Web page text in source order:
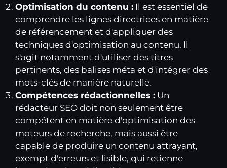
Optimisation du contenu : Il est essentiel de
comprendre les lignes directrices en matière
de référencement et d'appliquer des
techniques d'optimisation au contenu. Il
s'agit notamment d'utiliser des titres
pertinents, des balises méta et d'intégrer des
mots-clés de manière naturelle.
Compétences rédactionnelles : Un
rédacteur SEO doit non seulement être
compétent en matière d'optimisation des
moteurs de recherche, mais aussi être
capable de produire un contenu attrayant,
exempt d'erreurs et lisible, qui retienne